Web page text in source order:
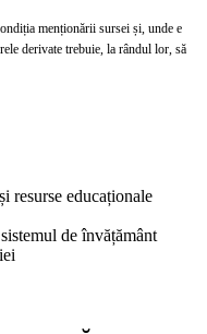
menționării sursei și, unde e
derivate trebuie, la rândul lor, să
resurse educaționale
de învățământ